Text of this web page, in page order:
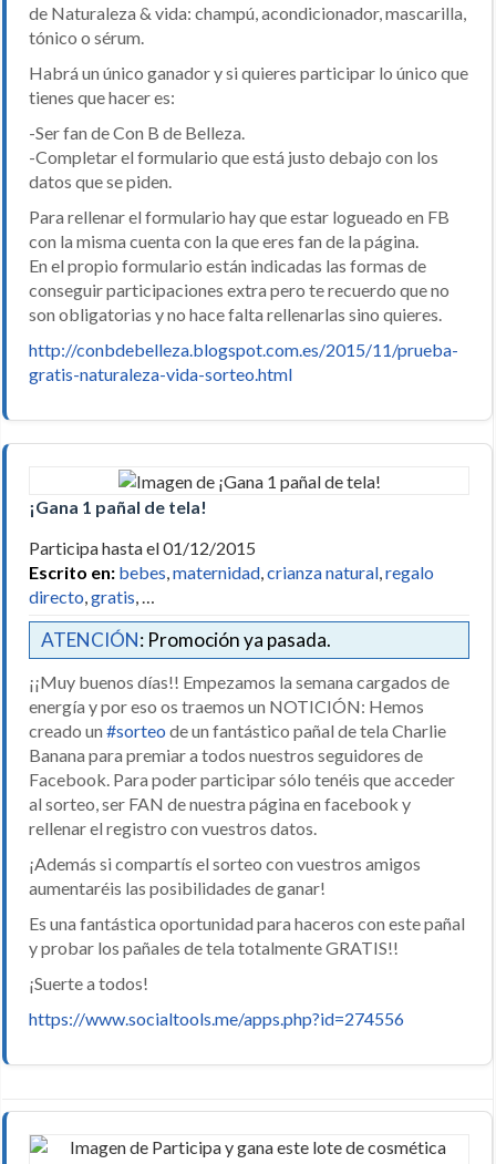
de Naturaleza & vida: champú, acondicionador, mascarilla,
tónico o sérum.
Habrá un único ganador y si quieres participar lo único que
tienes que hacer es:
-Ser fan de Con B de Belleza.
-Completar el formulario que está justo debajo con los
datos que se piden.
Para rellenar el formulario hay que estar logueado en FB
con la misma cuenta con la que eres fan de la página.
En el propio formulario están indicadas las formas de
conseguir participaciones extra pero te recuerdo que no
son obligatorias y no hace falta rellenarlas sino quieres.
http://conbdebelleza.blogspot.com.es/2015/11/prueba-
gratis-naturaleza-vida-sorteo.html
¡Gana 1 pañal de tela!
Participa hasta el 01/12/2015
Escrito en: bebes,maternidad,crianza natural,regalo
directo,gratis, …
ATENCIÓN: Promoción ya pasada.
¡¡Muy buenos días!! Empezamos la semana cargados de
energía y por eso os traemos un NOTICIÓN: Hemos
creado un ‪#‎sorteo‬ de un fantástico pañal de tela Charlie
Banana para premiar a todos nuestros seguidores de
Facebook. Para poder participar sólo tenéis que acceder
al sorteo, ser FAN de nuestra página en facebook y
rellenar el registro con vuestros datos.
¡Además si compartís el sorteo con vuestros amigos
aumentaréis las posibilidades de ganar!
Es una fantástica oportunidad para haceros con este pañal
y probar los pañales de tela totalmente GRATIS!!
¡Suerte a todos!
https://www.socialtools.me/apps.php?id=274556